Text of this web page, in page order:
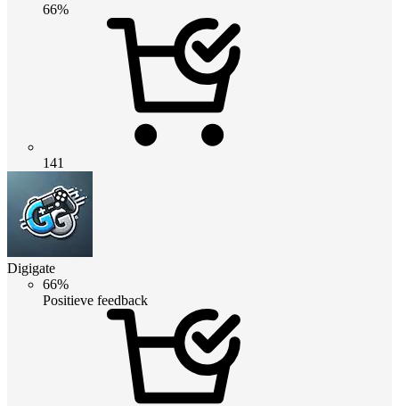
66%
141
Digigate
66%
Positieve feedback